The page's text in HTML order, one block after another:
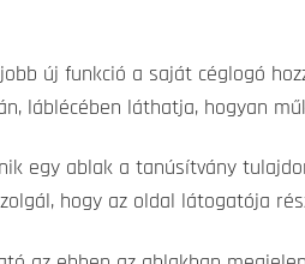
új funkció a saját céglogó
láblécében láthatja, hogyan
egy ablak a tanúsítvány
hogy az oldal látogatója